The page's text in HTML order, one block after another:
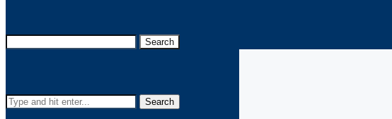
Search
Search